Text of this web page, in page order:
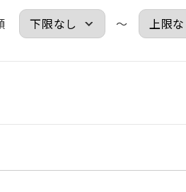
～